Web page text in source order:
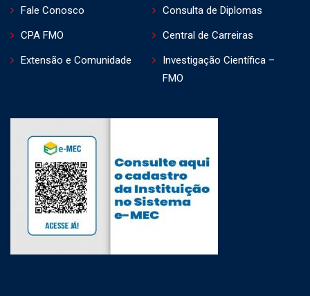
Fale Conosco
Consulta de Diplomas
CPA FMO
Central de Carreiras
Extensão e Comunidade
Investigação Científica –
FMO